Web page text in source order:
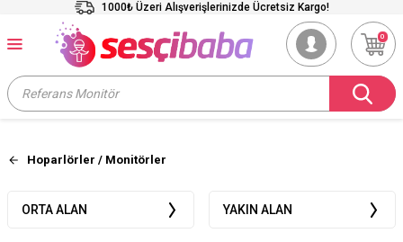
1000₺ Üzeri Alışverişlerinizde Ücretsiz Kargo!
0
Hoparlörler / Monitörler
ORTA ALAN YAKIN ALAN